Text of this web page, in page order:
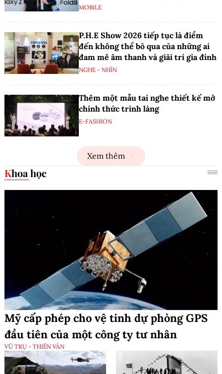
MOBILE
P.H.E Show 2026 tiếp tục là điểm
đến không thể bỏ qua của những ai
đam mê âm thanh và giải trí gia đình
NGHE - NHÌN
Thêm một mẫu tai nghe thiết kế mở
chính thức trình làng
E-FASHION
Xem thêm
Khoa học
Mỹ cấp phép cho vệ tinh dự phòng GPS
đầu tiên của một công ty tư nhân
VŨ TRỤ - THIÊN VĂN